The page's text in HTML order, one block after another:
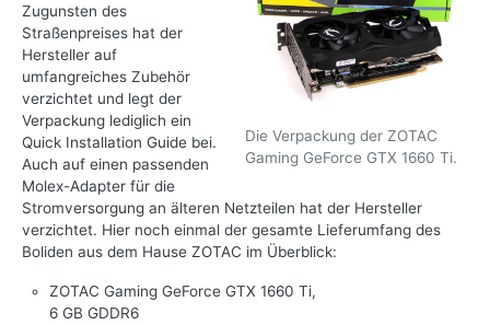
Die Verpackung der ZOTAC
Gaming GeForce GTX 1660 Ti.
Zugunsten des
Straßenpreises hat der
Hersteller auf
umfangreiches Zubehör
verzichtet und legt der
Verpackung lediglich ein
Quick Installation Guide bei.
Auch auf einen passenden
Molex-Adapter für die
Stromversorgung an älteren Netzteilen hat der Hersteller
verzichtet. Hier noch einmal der gesamte Lieferumfang des
Boliden aus dem Hause ZOTAC im Überblick:
ZOTAC Gaming GeForce GTX 1660 Ti,
6 GB GDDR6